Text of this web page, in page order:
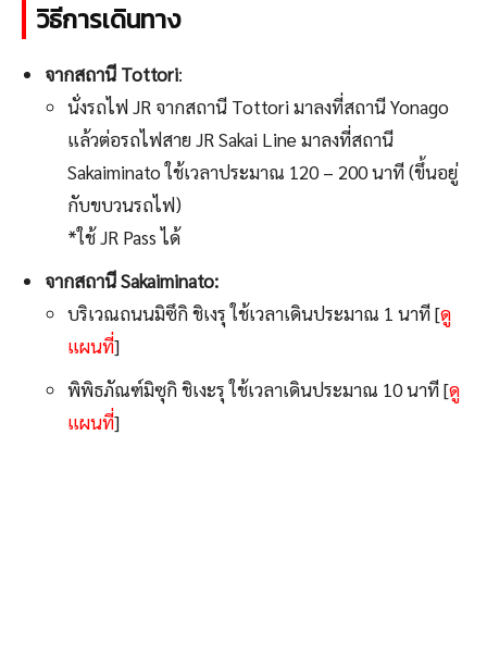
วิธีการเดินทาง
จากสถานี Tottori:
นั่งรถไฟ JR จากสถานี Tottori มาลงที่สถานี Yonago
แล้วต่อรถไฟสาย JR Sakai Line มาลงที่สถานี
Sakaiminato ใช้เวลาประมาณ 120 – 200 นาที (ขึ้นอยู่
กับขบวนรถไฟ)
*ใช้ JR Pass ได้
จากสถานี Sakaiminato:
บริเวณถนนมิซึกิ ชิเงรุ ใช้เวลาเดินประมาณ 1 นาที [ดู
แผนที่]
พิพิธภัณฑ์มิซุกิ ชิเงะรุ ใช้เวลาเดินประมาณ 10 นาที [ดู
แผนที่]